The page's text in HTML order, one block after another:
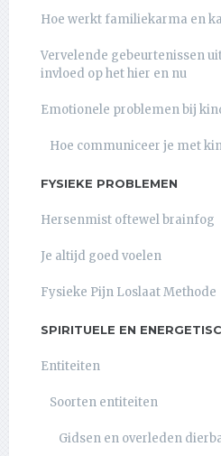
Hoe werkt familiekarma en
Vervelende gebeurtenissen
invloed op het hier en nu
Emotionele problemen bij
Hoe communiceer je met
FYSIEKE PROBLEMEN
Hersenmist oftewel brainfog
Je altijd goed voelen
Fysieke Pijn Loslaat Methode
SPIRITUELE EN
Entiteiten
Soorten entiteiten
Gidsen en overleden